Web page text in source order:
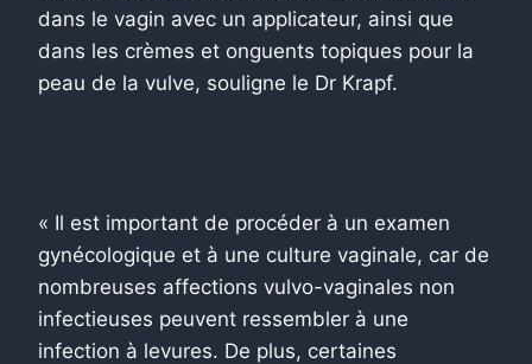
dans le vagin avec un applicateur, ainsi que
dans les crèmes et onguents topiques pour la
peau de la vulve, souligne le Dr Krapf.
« Il est important de procéder à un examen
gynécologique et à une culture vaginale, car de
nombreuses affections vulvo-vaginales non
infectieuses peuvent ressembler à une
infection à levures. De plus, certaines